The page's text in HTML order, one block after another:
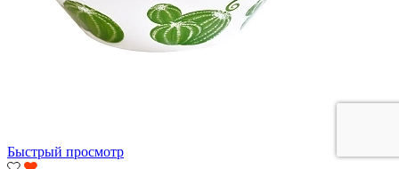
Быстрый просмотр